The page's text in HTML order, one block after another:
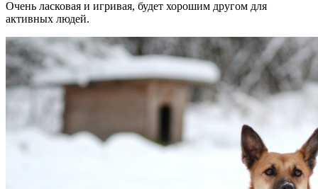
Очень ласковая и игривая, будет хорошим другом для
активных людей.